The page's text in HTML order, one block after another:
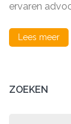
ervaren
Lees meer
ZOEKEN